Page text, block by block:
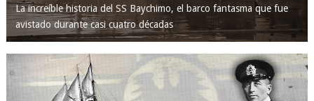
La increíble historia del SS Baychimo, el barco fantasma que fue
avistado durante casi cuatro décadas